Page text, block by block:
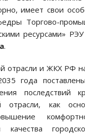
имеет свои
Торгово-
ресурсами»
.
отрасли и ЖКХ РФ
года
последствий
отрасли, как